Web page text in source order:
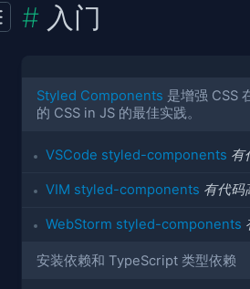
入门
Styled Components 是增强 CSS
的 CSS in JS 的最佳实践。
VSCode styled-components 有
VIM styled-components 有代码
WebStorm styled-components
安装依赖和 TypeScript 类型依赖